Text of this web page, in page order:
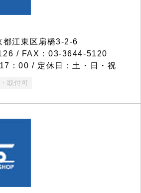
江東区扇橋3-2-6
/ FAX：03-3644-5120
：00 / 定休日：土・日・祝
取付可